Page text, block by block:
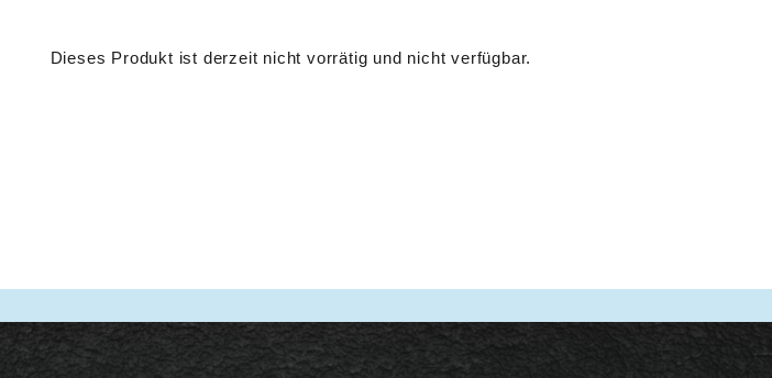
Dieses Produkt ist derzeit nicht vorrätig und nicht verfügbar.